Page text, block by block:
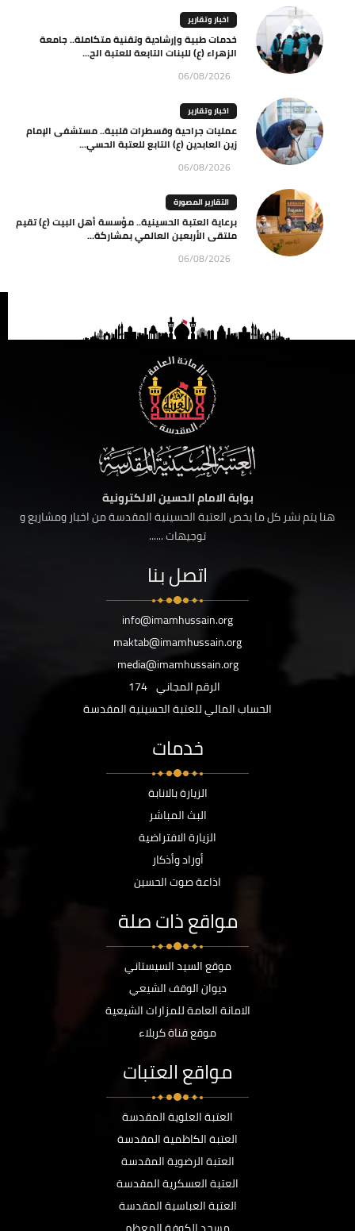
اخبار وتقارير
خدمات طبية وإرشادية وتقنية متكاملة.. جامعة
الزهراء (ع) للبنات التابعة للعتبة الح...
06/08/2026
اخبار وتقارير
عمليات جراحية وقسطرات قلبية.. مستشفى الإمام
زين العابدين (ع) التابع للعتبة الحسي...
06/08/2026
التقارير المصورة
برعاية العتبة الحسينية.. مؤسسة أهل البيت (ع) تقيم
ملتقى الأربعين العالمي بمشاركة...
06/08/2026
بوابة الامام الحسين الالكترونية
هنا يتم نشر كل ما يخص العتبة الحسينية المقدسة من اخبار ومشاريع و
توجيهات ......
اتصل بنا
info@imamhussain.org
maktab@imamhussain.org
media@imamhussain.org
الرقم المجاني 174
الحساب المالي للعتبة الحسينية المقدسة
خدمات
الزيارة بالانابة
البث المباشر
الزيارة الافتراضية
أوراد وأذكار
اذاعة صوت الحسين
مواقع ذات صلة
موقع السيد السيستاني
ديوان الوقف الشيعي
الامانة العامة للمزارات الشيعية
موقع قناة كربلاء
مواقع العتبات
العتبة العلوية المقدسة
العتبة الكاظمية المقدسة
العتبة الرضوية المقدسة
العتبة العسكرية المقدسة
العتبة العباسية المقدسة